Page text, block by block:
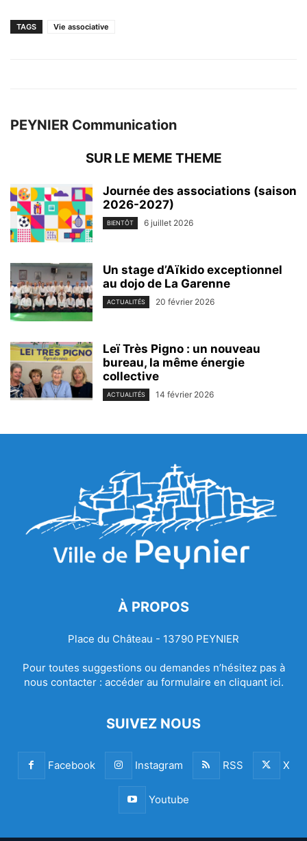
TAGS Vie associative
PEYNIER Communication
SUR LE MEME THEME
Journée des associations (saison
2026-2027)
BIENTÔT 6 juillet 2026
Un stage d’Aïkido exceptionnel
au dojo de La Garenne
ACTUALITÉS 20 février 2026
Leï Très Pigno : un nouveau
bureau, la même énergie
collective
ACTUALITÉS 14 février 2026
À PROPOS
Place du Château - 13790 PEYNIER
Pour toutes suggestions ou demandes n’hésitez pas à
nous contacter : accéder au formulaire en cliquant ici.
SUIVEZ NOUS
Facebook Instagram RSS X
Youtube